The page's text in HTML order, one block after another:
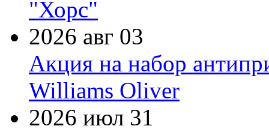
"Хорс"
2026 авг 03
Акция на набор
Williams Oliver
2026 июл 31